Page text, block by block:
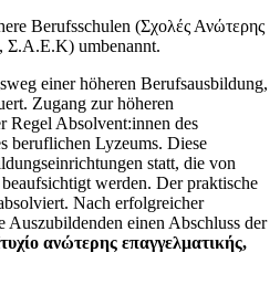
Berufsschulen (Σχολές Ανώτερης
, Σ.Α.Ε.Κ) umbenannt.
einer höheren Berufsausbildung,
Zugang zur höheren
Regel Absolvent:innen des
beruflichen Lyzeums. Diese
statt, die von
werden. Der praktische
Nach erfolgreicher
Auszubildenden einen Abschluss der
ανώτερης επαγγελματικής,